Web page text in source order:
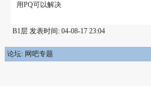
用PQ可以解决
B1层 发表时间: 04-08-17 23:04
论坛: 网吧专题